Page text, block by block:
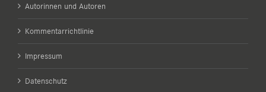
Autorinnen und Autoren
Kommentarrichtlinie
Impressum
Datenschutz